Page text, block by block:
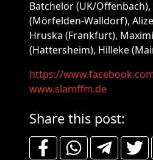
Batchelor (UK/Offenbach),
(Mörfelden-Walldorf),
Hruska (Frankfurt),
(Hattersheim), Hilleke
https://
www.slamffm.de
Share this post: